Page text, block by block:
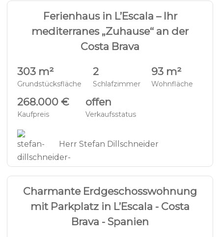
Ferienhaus in L’Escala – Ihr
mediterranes „Zuhause“ an der
Costa Brava
303 m²
Grundstücksfläche
2
Schlafzimmer
93 m²
Wohnfläche
268.000 €
Kaufpreis
offen
Verkaufsstatus
Herr Stefan Dillschneider
19 ERDGESCHOSS - EC1032
Charmante Erdgeschosswohnung
mit Parkplatz in L’Escala - Costa
Brava - Spanien